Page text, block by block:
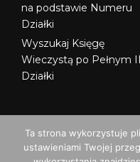
na podstawie Numeru
Działki
Wyszukaj Księgę
Wieczystą po Pełnym
Działki
© Copyright ksiegi-
Ta strona wykorzystuje
ustawieniami Twojej